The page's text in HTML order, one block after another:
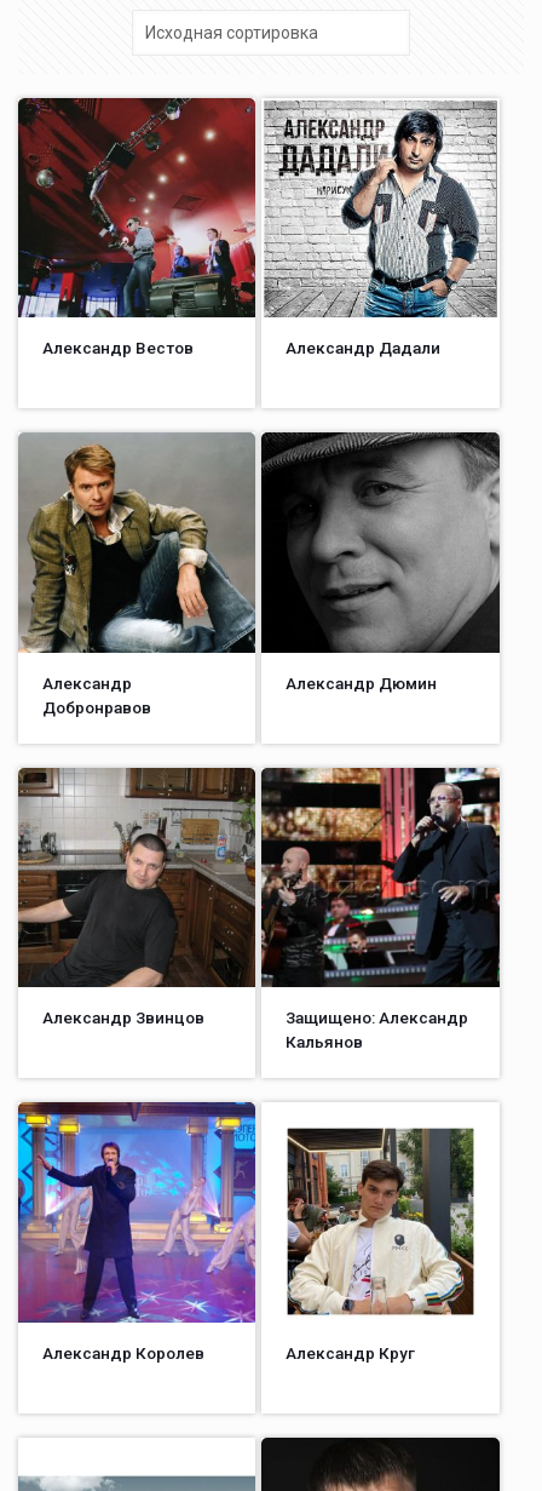
Александр Вестов Александр Дадали
Александр
Добронравов
Александр Дюмин
Александр Звинцов
Защищено: Александр
Кальянов
Александр Королев Александр Круг